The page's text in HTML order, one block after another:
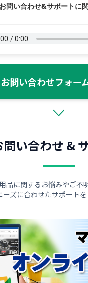
お問い合わせ&サポートに
お問い合わせフォー
問い合わせ &
品に関するお悩みやご不
ーズに合わせたサポートを